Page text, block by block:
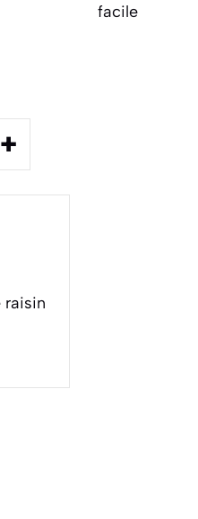
facile
+
raisin